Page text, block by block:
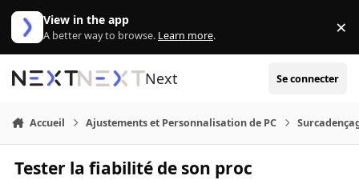
Aller au contenu
View in the app
A better way to browse. Learn more. ×
Next Se connecter
Accueil Ajustements et Personnalisation de PC
Tester la fiabilité de son proc